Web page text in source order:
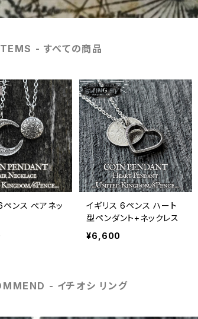
- すべての商品
ペンス ぺアネッ
イギリス 6ペンス ハート
型ペンダント+ネックレス
¥6,600
- イチオシ リング